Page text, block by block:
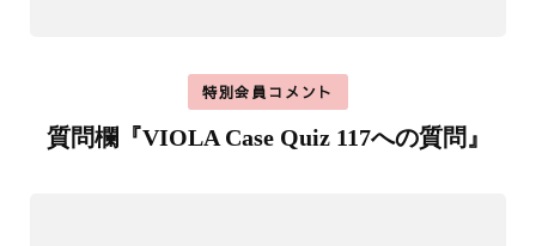
特別会員コメント
質問欄『VIOLA Case Quiz 117への質問』